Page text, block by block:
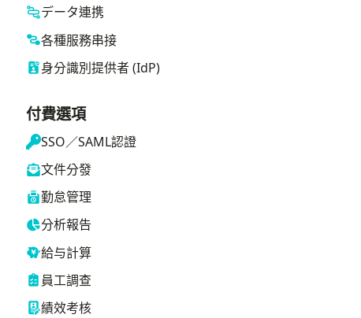
データ連携
各種服務串接
身分識別提供者 (IdP)
付費選項
SSO／SAML認證
文件分發
勤怠管理
分析報告
給与計算
員工調查
績效考核